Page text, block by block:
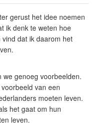
gerust het idee noemen
ik denk te weten hoe
dat ik daarom het
genoeg voorbeelden.
van een
moeten leven.
het gaat om hun
leven.